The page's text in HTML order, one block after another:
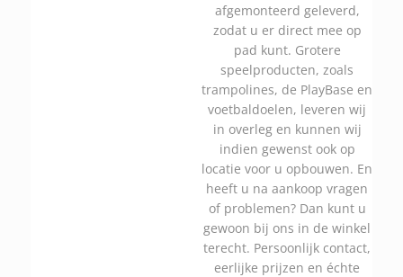
afgemonteerd geleverd,
zodat u er direct mee op
pad kunt. Grotere
speelproducten, zoals
trampolines, de PlayBase en
voetbaldoelen, leveren wij
in overleg en kunnen wij
indien gewenst ook op
locatie voor u opbouwen. En
heeft u na aankoop vragen
of problemen? Dan kunt u
gewoon bij ons in de winkel
terecht. Persoonlijk contact,
eerlijke prijzen en échte